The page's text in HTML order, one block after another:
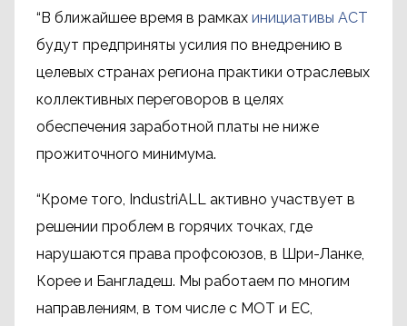
“В ближайшее время в рамках инициативы ACT
будут предприняты усилия по внедрению в
целевых странах региона практики отраслевых
коллективных переговоров в целях
обеспечения заработной платы не ниже
прожиточного минимума.
“Кроме того, IndustriALL активно участвует в
решении проблем в горячих точках, где
нарушаются права профсоюзов, в Шри-Ланке,
Корее и Бангладеш. Мы работаем по многим
направлениям, в том числе с МОТ и ЕС,